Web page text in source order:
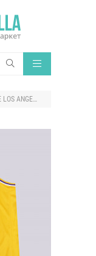
SWINGMAN